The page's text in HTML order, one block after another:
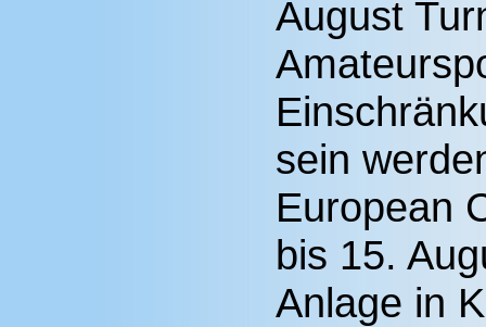
August
sein
European
bis 15.
Anlage in